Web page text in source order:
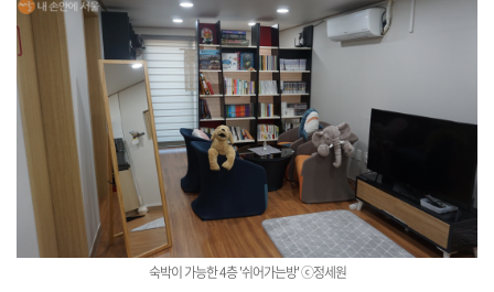
숙박이 가능한4층 '쉬어가는방' ⓒ정세원